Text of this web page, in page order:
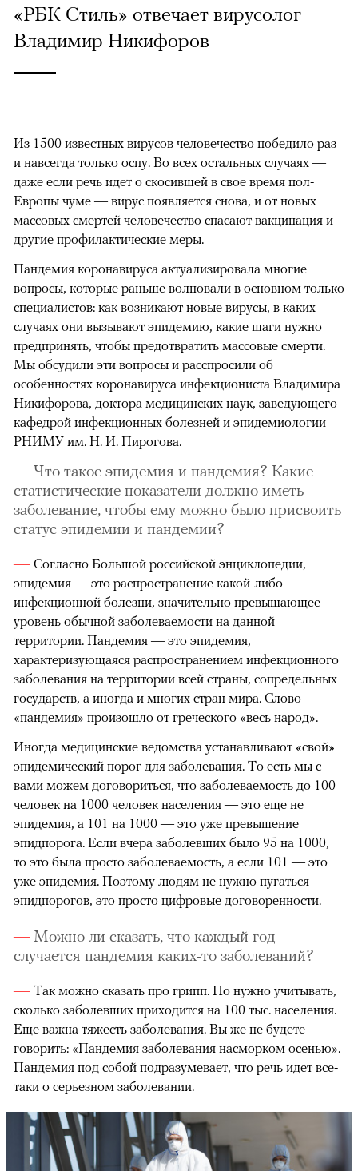
«РБК Стиль» отвечает вирусолог
Владимир Никифоров
Из 1500 известных вирусов человечество победило раз
и навсегда только оспу. Во всех остальных случаях —
даже если речь идет о скосившей в свое время пол-
Европы чуме — вирус появляется снова, и от новых
массовых смертей человечество спасают вакцинация и
другие профилактические меры.
Пандемия коронавируса актуализировала многие
вопросы, которые раньше волновали в основном только
специалистов: как возникают новые вирусы, в каких
случаях они вызывают эпидемию, какие шаги нужно
предпринять, чтобы предотвратить массовые смерти.
Мы обсудили эти вопросы и расспросили об
особенностях коронавируса инфекциониста Владимира
Никифорова, доктора медицинских наук, заведующего
кафедрой инфекционных болезней и эпидемиологии
РНИМУ им. Н. И. Пирогова.
Что такое эпидемия и пандемия? Какие
статистические показатели должно иметь
заболевание, чтобы ему можно было присвоить
статус эпидемии и пандемии?
Согласно Большой российской энциклопедии,
эпидемия — это распространение какой-либо
инфекционной болезни, значительно превышающее
уровень обычной заболеваемости на данной
территории. Пандемия — это эпидемия,
характеризующаяся распространением инфекционного
заболевания на территории всей страны, сопредельных
государств, а иногда и многих стран мира. Слово
«пандемия» произошло от греческого «весь народ».
Иногда медицинские ведомства устанавливают «свой»
эпидемический порог для заболевания. То есть мы с
вами можем договориться, что заболеваемость до 100
человек на 1000 человек населения — это еще не
эпидемия, а 101 на 1000 — это уже превышение
эпидпорога. Если вчера заболевших было 95 на 1000,
то это была просто заболеваемость, а если 101 — это
уже эпидемия. Поэтому людям не нужно пугаться
эпидпорогов, это просто цифровые договоренности.
Можно ли сказать, что каждый год
случается пандемия каких-то заболеваний?
Так можно сказать про грипп. Но нужно учитывать,
сколько заболевших приходится на 100 тыс. населения.
Еще важна тяжесть заболевания. Вы же не будете
говорить: «Пандемия заболевания насморком осенью».
Пандемия под собой подразумевает, что речь идет все-
таки о серьезном заболевании.